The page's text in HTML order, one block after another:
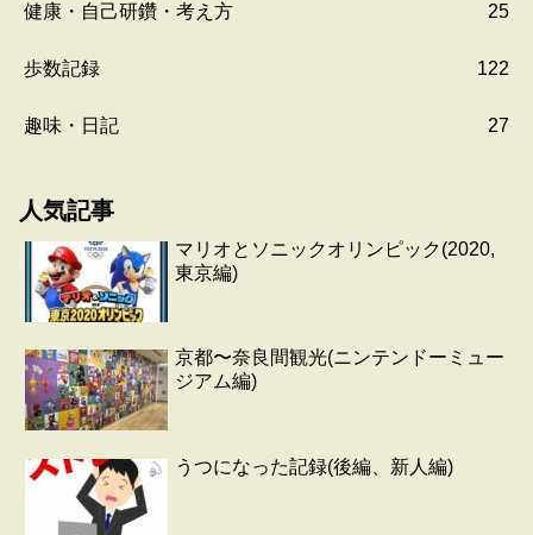
健康・自己研鑽・考え方 25
歩数記録 122
趣味・日記 27
人気記事
マリオとソニックオリンピック(2020,
東京編)
京都〜奈良間観光(ニンテンドーミュー
ジアム編)
うつになった記録(後編、新人編)